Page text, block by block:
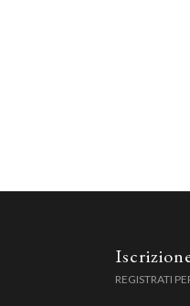
REGISTRATI